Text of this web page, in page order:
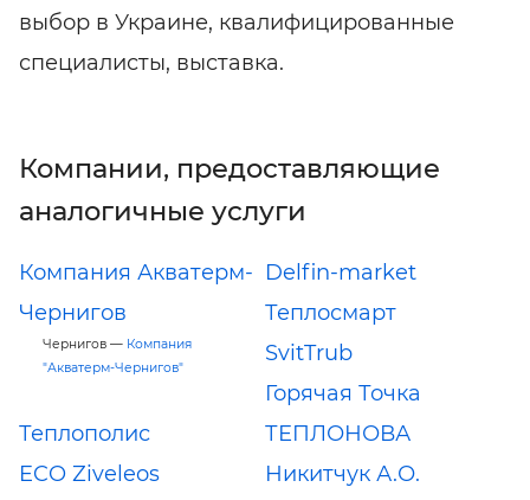
выбор в Украине, квалифицированные
специалисты, выставка.
Компании, предоставляющие
аналогичные услуги
Компания Акватерм-
Чернигов
Чернигов — Компания
"Акватерм-Чернигов"
Delfin-market
Теплосмарт
SvitTrub
Горячая Точка
Теплополис
ТЕПЛОНОВА
ECO Ziveleos
Никитчук А.О.